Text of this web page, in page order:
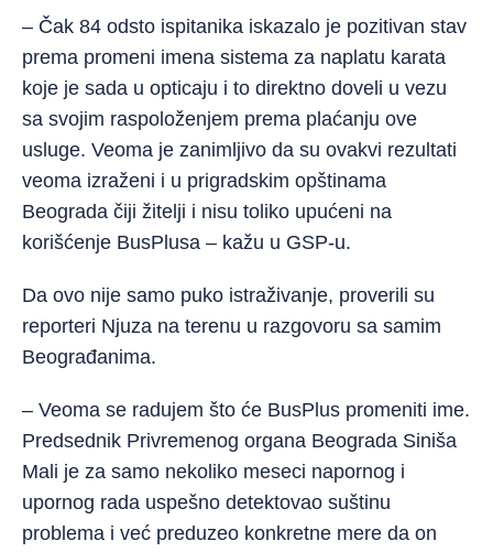
– Čak 84 odsto ispitanika iskazalo je pozitivan stav
prema promeni imena sistema za naplatu karata
koje je sada u opticaju i to direktno doveli u vezu
sa svojim raspoloženjem prema plaćanju ove
usluge. Veoma je zanimljivo da su ovakvi rezultati
veoma izraženi i u prigradskim opštinama
Beograda čiji žitelji i nisu toliko upućeni na
korišćenje BusPlusa – kažu u GSP-u.
Da ovo nije samo puko istraživanje, proverili su
reporteri Njuza na terenu u razgovoru sa samim
Beograđanima.
– Veoma se radujem što će BusPlus promeniti ime.
Predsednik Privremenog organa Beograda Siniša
Mali je za samo nekoliko meseci napornog i
upornog rada uspešno detektovao suštinu
problema i već preduzeo konkretne mere da on